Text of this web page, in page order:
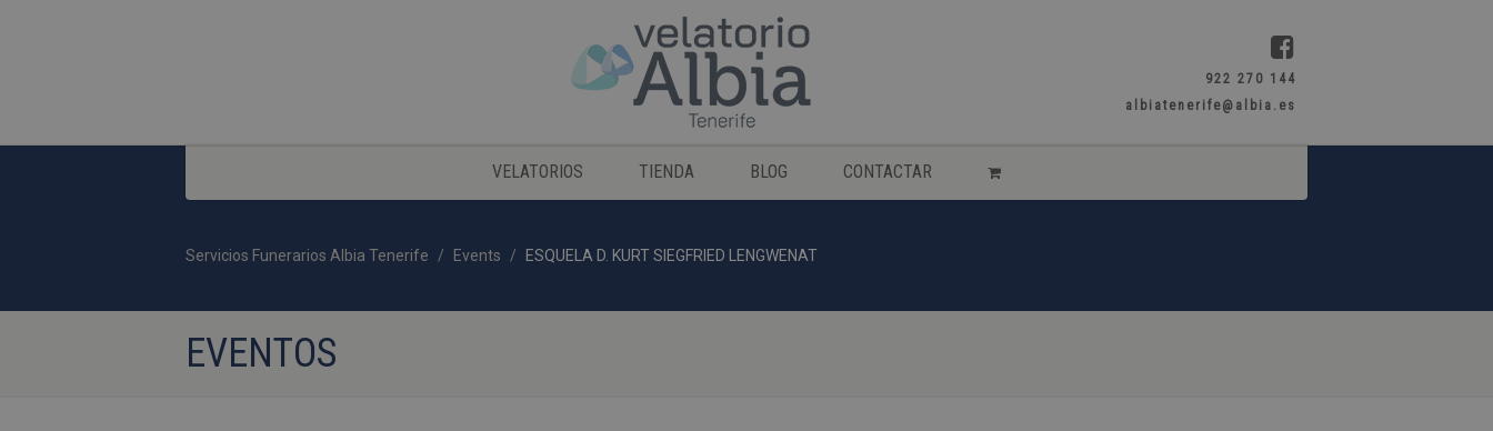
922 270 144
albiatenerife@albia.es
VELATORIOS TIENDA BLOG CONTACTAR
Servicios Funerarios Albia Tenerife Events ESQUELA D. KURT SIEGFRIED LENGWENAT
EVENTOS